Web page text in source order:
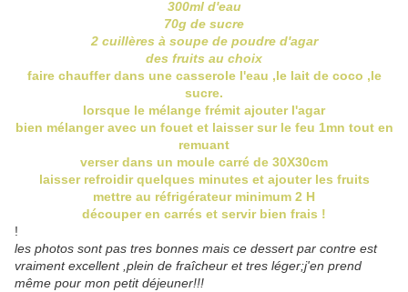
300ml d'eau
70g de sucre
2 cuillères à soupe de poudre d'agar
des fruits au choix
faire chauffer dans une casserole l'eau ,le lait de coco ,le
sucre.
lorsque le mélange frémit ajouter l'agar
bien mélanger avec un fouet et laisser sur le feu 1mn tout en
remuant
verser dans un moule carré de 30X30cm
laisser refroidir quelques minutes et ajouter les fruits
mettre au réfrigérateur minimum 2 H
découper en carrés et servir bien frais !
!
les photos sont pas tres bonnes mais ce dessert par contre est
vraiment excellent ,plein de fraîcheur et tres léger;j'en prend
même pour mon petit déjeuner!!!